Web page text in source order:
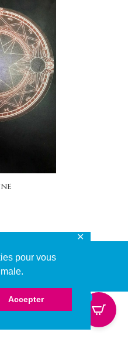
pour vous
Accepter
✕
❤ by Webscape.